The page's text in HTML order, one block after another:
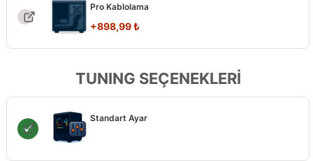
Pro Kablolama
+898,99₺
TUNING SEÇENEKLERİ
Standart Ayar